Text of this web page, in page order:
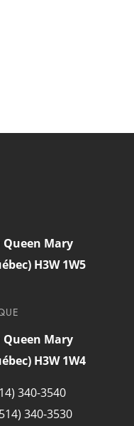
Queen Mary
H3W 1W5
Queen Mary
H3W 1W4
340-3540
340-3530